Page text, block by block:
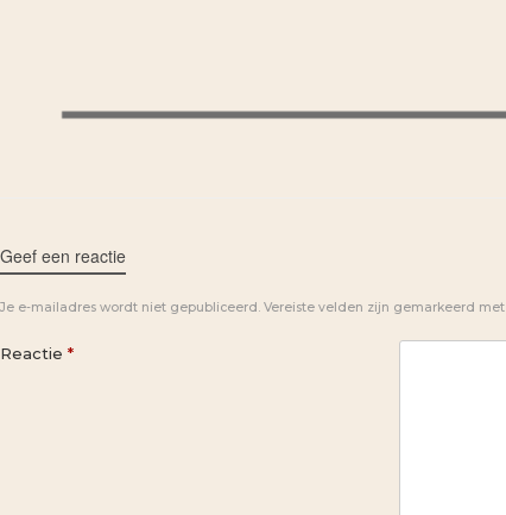
Geef een reactie
Je e-mailadres wordt niet gepubliceerd. Vereiste velden zijn gemarkeerd met
Reactie *